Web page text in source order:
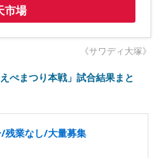
市場
《サワディ大塚》
ぺまつり本戦」試合結果まと
残業なし/大量募集